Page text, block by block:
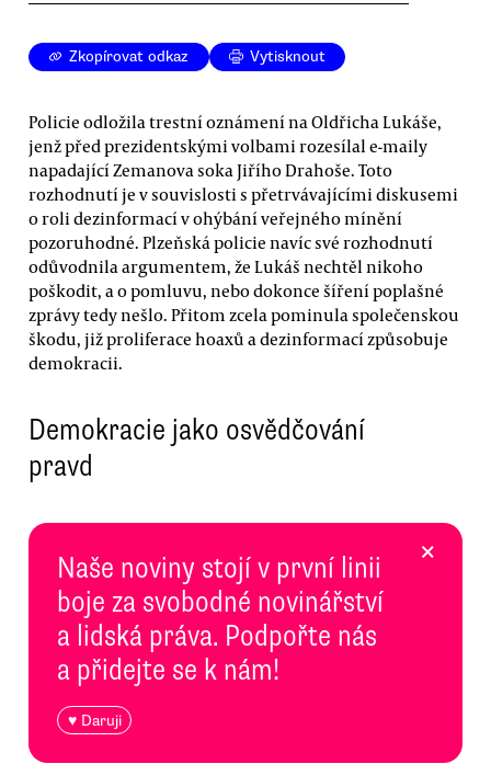
Zkopírovat odkaz Vytisknout
Policie odložila trestní oznámení na Oldřicha Lukáše,
jenž před prezidentskými volbami rozesílal e-maily
napadající Zemanova soka Jiřího Drahoše. Toto
rozhodnutí je v souvislosti s přetrvávajícími diskusemi
o roli dezinformací v ohýbání veřejného mínění
pozoruhodné. Plzeňská policie navíc své rozhodnutí
odůvodnila argumentem, že Lukáš nechtěl nikoho
poškodit, a o pomluvu, nebo dokonce šíření poplašné
zprávy tedy nešlo. Přitom zcela pominula společenskou
škodu, již proliferace hoaxů a dezinformací způsobuje
demokracii.
Demokracie jako osvědčování
pravd
Naše noviny stojí v první linii
boje za svobodné novinářství
a lidská práva. Podpořte nás
a přidejte se k nám!
♥ Daruji
×